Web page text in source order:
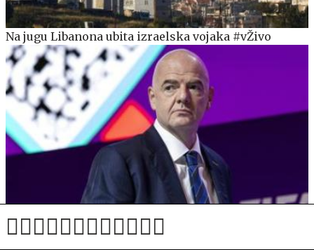
Na jugu Libanona ubita izraelska vojaka #vŽivo